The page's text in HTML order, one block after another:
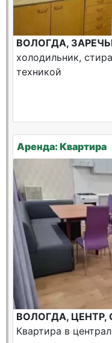
ВОЛОГДА,
холодильник,
техникой
Аренда: Квартира
ВОЛОГДА, ЦЕНТР,
Квартира в